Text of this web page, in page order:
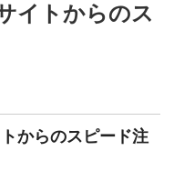
イトからのス
からのスピード注